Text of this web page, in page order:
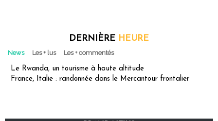
DERNIÈRE HEURE
News Les + lus Les + commentés
Le Rwanda, un tourisme à haute altitude
France, Italie : randonnée dans le Mercantour frontalier